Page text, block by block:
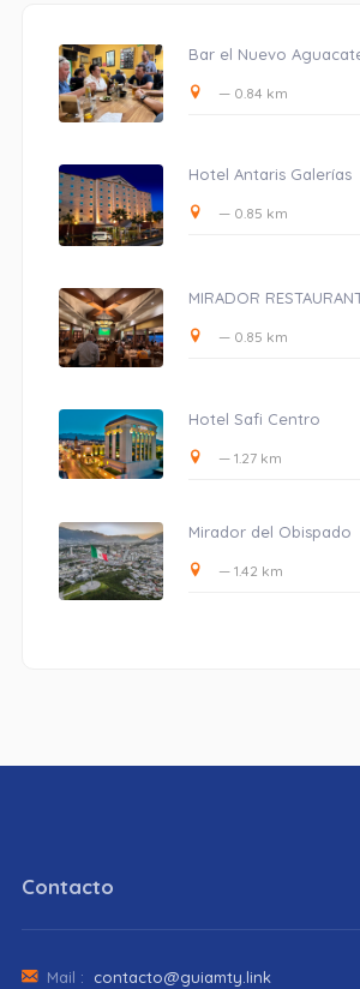
Bar el Nuevo
— 0.84 km
Hotel Antaris Galerías
— 0.85 km
MIRADOR
— 0.85 km
Hotel Safi Centro
— 1.27 km
Mirador del Obispado
— 1.42 km
Contacto
Mail : contacto@guiamty.link